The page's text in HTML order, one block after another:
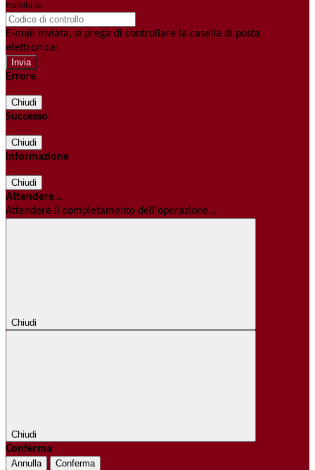
tramite la
E-mail inviata, si prega di controllare la casella di posta
elettronica!
Errore
Chiudi
Successo
Chiudi
Informazione
Chiudi
Attendere...
Attendere il completamento dell'operazione...
Chiudi
Chiudi
Conferma
Annulla Conferma